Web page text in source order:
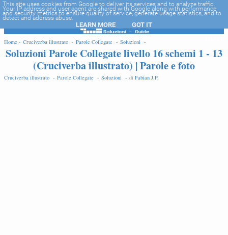
-->
Home - Cruciverba illustrato - Parole Collegate - Soluzioni -
Soluzioni Parole Collegate livello 16 schemi 1 - 13
(Cruciverba illustrato) | Parole e foto
Cruciverba illustrato - Parole Collegate - Soluzioni - di Fabian J.P.
EDIT
This site uses cookies from Google to deliver its services and to analyze traffic.
Your IP address and user-agent are shared with Google along with performance
and security metrics to ensure quality of service, generate usage statistics, and to
detect and address abuse.
LEARN MORE GOT IT